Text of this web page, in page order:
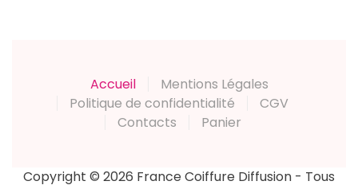
Accueil
Mentions Légales
Politique de confidentialité
CGV
Contacts
Panier
Copyright © 2026 France Coiffure Diffusion - Tous